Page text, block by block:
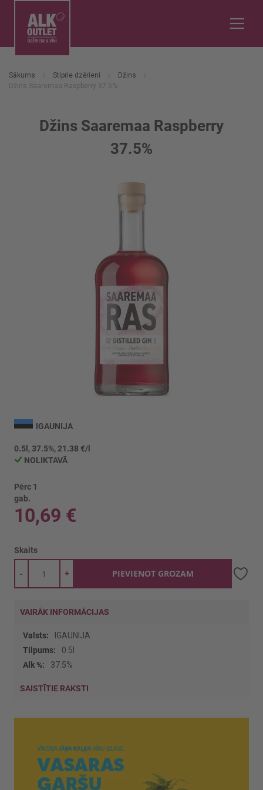
Sākums Stiprie dzērieni
Džins
Džins Saaremaa Raspberry 37.5%
Džins Saaremaa Raspberry
37.5%
uz
sākumu
IGAUNIJA
0.5l, 37.5%, 21.38 €/l
NOLIKTAVĀ
Pērc 1
gab.
10,69 €
Skaits
+
- PIEVIENOT GROZAM
VAIRĀK INFORMĀCIJAS
Vairāk
informācijas
IGAUNIJA
0.5l
37.5%
SAISTĪTIE RAKSTI